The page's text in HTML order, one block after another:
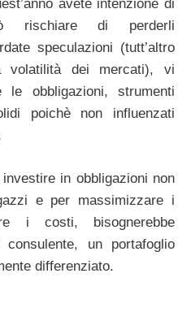
avete intenzione di
rischiare di perderli
speculazioni (tutt’altro
volatilità dei mercati), vi
le obbligazioni, strumenti
poichè non influenzati
in obbligazioni non
e per massimizzare i
i costi, bisognerebbe
un portafoglio
differenziato.